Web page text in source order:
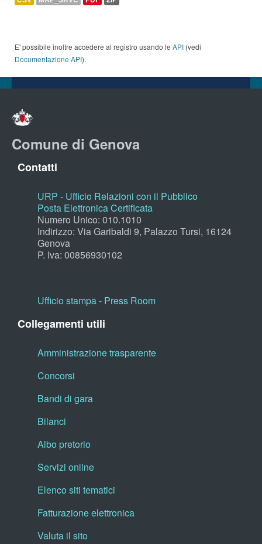
E' possibile inoltre accedere al registro usando le API (vedi
Documentazione API).
Comune di Genova
Contatti
URP - Ufficio Relazioni con il Pubblico
Posta Elettronica Certificata
Numero Unico: 010.1010
Indirizzo: Via Garibaldi 9, Palazzo Tursi, 16124
Genova
P. Iva: 00856930102
Ufficio stampa - Press Room
Collegamenti utili
Amministrazione trasparente
Concorsi
Bandi di gara
Bilanci
Albo pretorio
Servizi online
Elenco siti tematici
Fatturazione elettronica
Valuta il sito